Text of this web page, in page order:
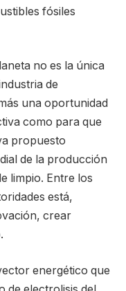
fósiles
no es la única
de
una oportunidad
como para que
propuesto
de la producción
limpio. Entre los
está,
crear
energético que